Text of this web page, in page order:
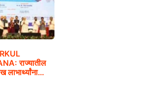
राज्यातील
लाभार्थ्यांना